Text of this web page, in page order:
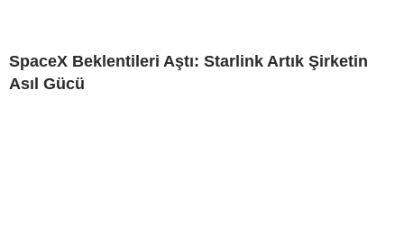
SpaceX Beklentileri Aştı: Starlink Artık Şirketin
Asıl Gücü